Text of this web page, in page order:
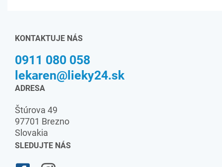
KONTAKTUJE NÁS
0911 080 058
lekaren@lieky24.sk
ADRESA
Štúrova 49
97701 Brezno
Slovakia
SLEDUJTE NÁS